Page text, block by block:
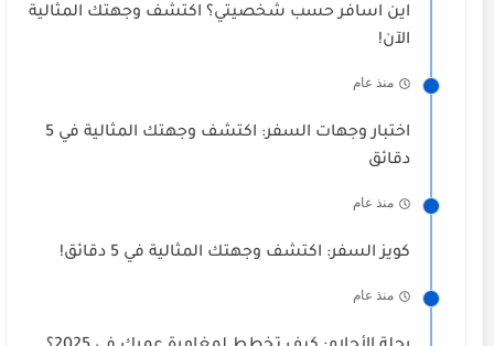
اين اسافر حسب شخصيتي؟ اكتشف وجهتك المثالية
الآن!
منذ عام
اختبار وجهات السفر: اكتشف وجهتك المثالية في 5
دقائق
منذ عام
كويز السفر: اكتشف وجهتك المثالية في 5 دقائق!
منذ عام